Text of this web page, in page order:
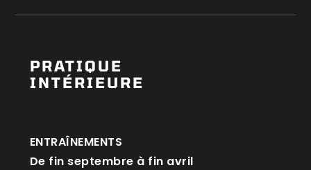
PRATIQUE
INTÉRIEURE
ENTRAÎNEMENTS
De fin septembre à fin avril